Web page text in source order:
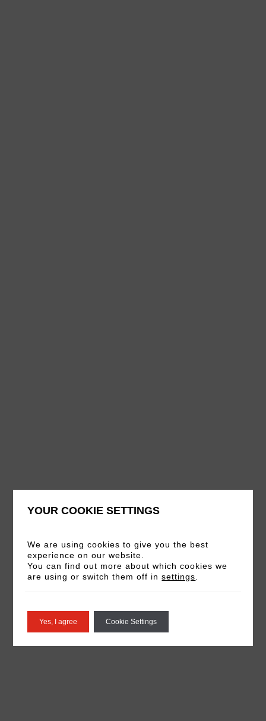
YOUR COOKIE SETTINGS
We are using cookies to give you the best
experience on our website.
You can find out more about which cookies we
are using or switch them off insettings
Yes, I agree Cookie Settings